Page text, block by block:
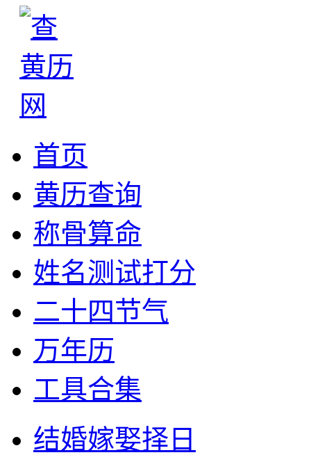
首页
黄历查询
称骨算命
姓名测试打分
二十四节气
万年历
工具合集
结婚嫁娶择日